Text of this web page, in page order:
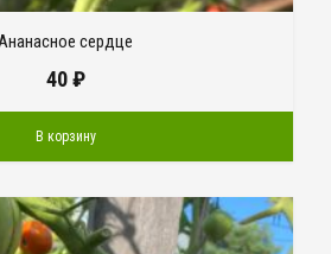
сердце
40₽
В корзину